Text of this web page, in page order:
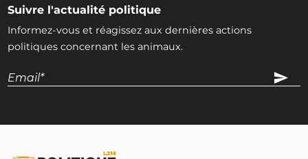
Suivre l'actualité politique
Informez-vous et réagissez aux dernières actions
politiques concernant les animaux.